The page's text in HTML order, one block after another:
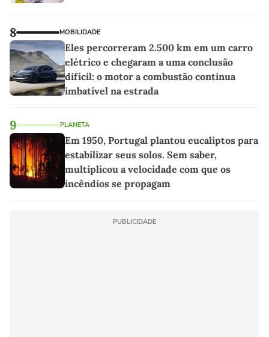
8 MOBILIDADE
Eles percorreram 2.500 km em um carro
elétrico e chegaram a uma conclusão
difícil: o motor a combustão continua
imbatível na estrada
9 PLANETA
Em 1950, Portugal plantou eucaliptos para
estabilizar seus solos. Sem saber,
multiplicou a velocidade com que os
incêndios se propagam
PUBLICIDADE